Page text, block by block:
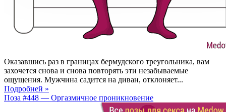
Оказавшись раз в границах бермудского треугольника, вам
захочется снова и снова повторять эти незабываемые
ощущения. Мужчина садится на диван, отклоняет...
Подробней »
Поза #448 — Оргазмичное проникновение